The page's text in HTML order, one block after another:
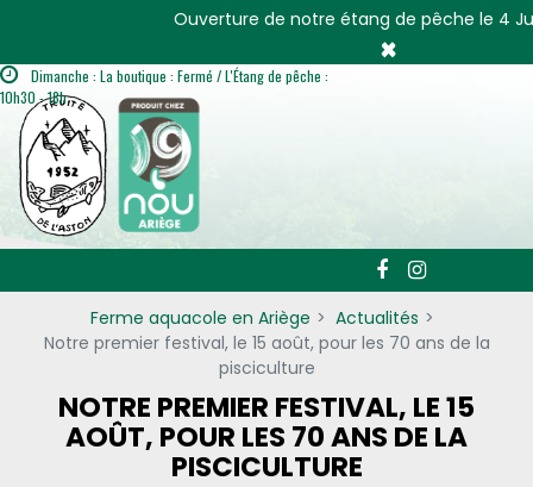
Ouverture de notre étang de pêche le 4
×
Dimanche : La boutique : Fermé / L'Étang de pêche :
10h30 - 18h
Ferme aquacole en Ariège
Actualités
Notre premier festival, le 15 août, pour les 70 ans de la
pisciculture
NOTRE PREMIER FESTIVAL, LE 15
AOÛT, POUR LES 70 ANS DE LA
PISCICULTURE
Panneau de gestion des cookies